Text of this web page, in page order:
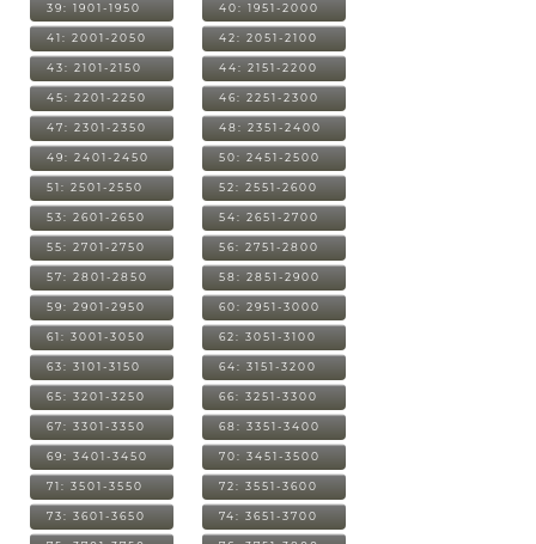
39: 1901-1950 40: 1951-2000
41: 2001-2050 42: 2051-2100
43: 2101-2150 44: 2151-2200
45: 2201-2250 46: 2251-2300
47: 2301-2350 48: 2351-2400
49: 2401-2450 50: 2451-2500
51: 2501-2550 52: 2551-2600
53: 2601-2650 54: 2651-2700
55: 2701-2750 56: 2751-2800
57: 2801-2850 58: 2851-2900
59: 2901-2950 60: 2951-3000
61: 3001-3050 62: 3051-3100
63: 3101-3150 64: 3151-3200
65: 3201-3250 66: 3251-3300
67: 3301-3350 68: 3351-3400
69: 3401-3450 70: 3451-3500
71: 3501-3550 72: 3551-3600
73: 3601-3650 74: 3651-3700